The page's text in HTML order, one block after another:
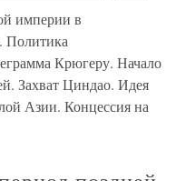
империи в
Политика
Крюгеру. Начало
Захват Циндао. Идея
Азии. Концессия на